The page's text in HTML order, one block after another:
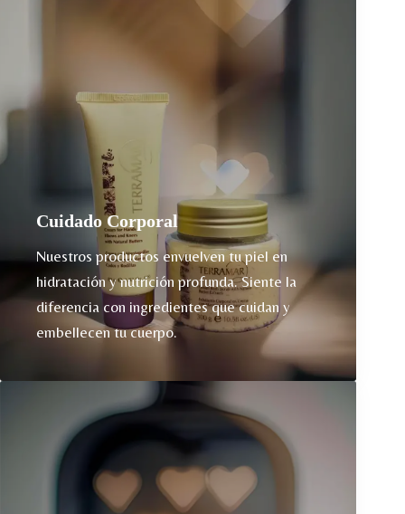
Cuidado Corporal
Nuestros productos envuelven tu piel en
hidratación y nutrición profunda. Siente la
diferencia con ingredientes que cuidan y
embellecen tu cuerpo.